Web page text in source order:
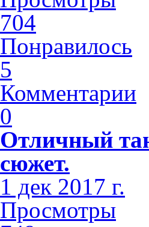
704
Понравилось
5
Комментарии
0
Отличный
сюжет.
1 дек 2017 г.
Просмотры